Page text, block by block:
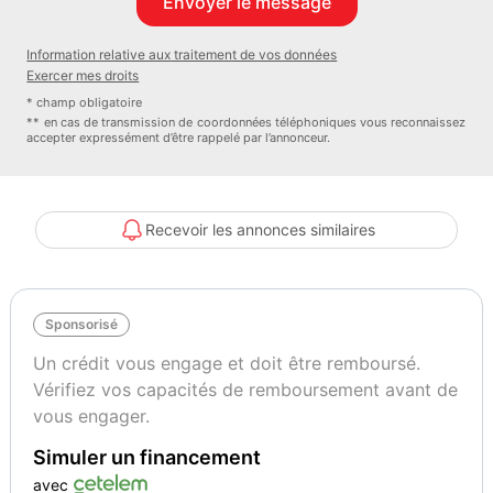
- Garantie de 6 à 36 mois avec possibilités de paiement en 3 ou 4
- Des erreurs peuvent se glisser dans nos annonces contactez
nous pour plus d’infos sur les caractéristiques du véhicule
TransakAuto réseau national spécialisé dans le courtage
automobile pour particuliers assure les transactions et la gestion de
acheter ou vendre votre véhicule d'occasion !
- Véhicule visible sur rendez-vous uniquement à l'agence
Jaurès77177 Brou Sur Chantereine A bientôt REF : GEY29
NOIR
2
3 mois
Information relative aux traitement de vos données
Exercer mes droits
* champ obligatoire
** en cas de transmission de coordonnées téléphoniques vous reconnaissez
accepter expressément d’être rappelé par l’annonceur.
Recevoir les annonces similaires
Sponsorisé
Un crédit vous engage et doit être remboursé.
Vérifiez vos capacités de remboursement avant de
vous engager.
Simuler un financement
avec